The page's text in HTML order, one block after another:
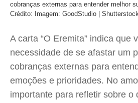
cobranças externas para entender melhor
Crédito: Imagem: GoodStudio |
A carta “O Eremita” indica que
necessidade de se afastar um
cobranças externas para
emoções e prioridades. No
importante para refletir sobre o